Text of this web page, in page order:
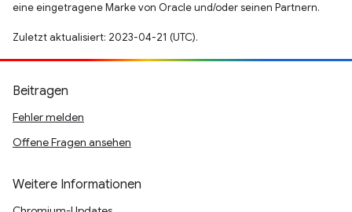
eine eingetragene Marke von Oracle und/oder seinen Partnern.
Zuletzt aktualisiert: 2023-04-21 (UTC).
Beitragen
Fehler melden
Offene Fragen ansehen
Weitere Informationen